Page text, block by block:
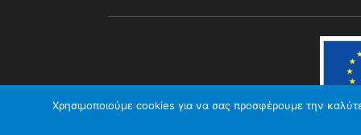
Χρησιμοποιούμε cookies για να σας προσφέρουμε την